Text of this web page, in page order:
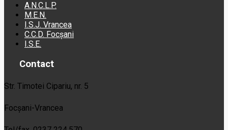
A.N.C.L.P.
M.E.N.
I.S.J. Vrancea
C.C.D. Focșani
I.S.E.
Contact
Str. Timotei Cipariu, nr. 5
Focșani-Vrancea